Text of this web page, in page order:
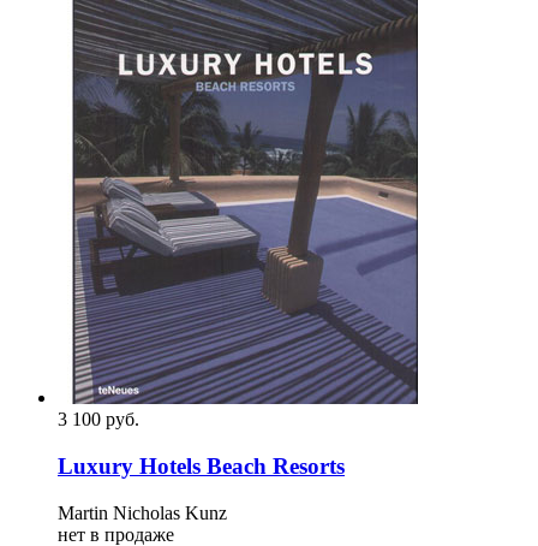
3 100 pуб.
Luxury Hotels Beach Resorts
Martin Nicholas Kunz
нет в продаже